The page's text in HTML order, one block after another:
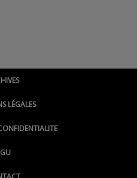
LÉGALES